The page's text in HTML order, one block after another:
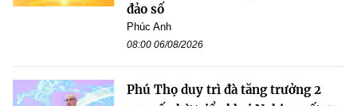
đảo số
Phúc Anh
08:00 06/08/2026
Phú Thọ duy trì đà tăng trưởng 2